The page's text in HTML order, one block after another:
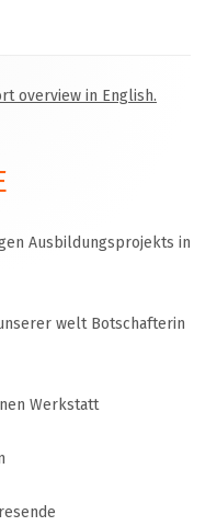
overview in English.
Ausbildungsprojekts in
welt Botschafterin
Werkstatt